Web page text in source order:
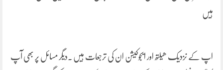
ہیں
اپ کے نزدیک ھیلتھ اور ایجوکیشن ان کی ترجعات ہیں ۔دیگر مسائل پر بھی آپ